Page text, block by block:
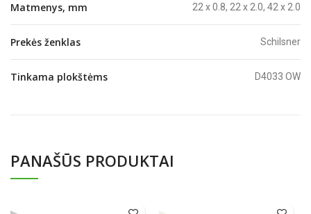
Matmenys, mm 22 x 0.8, 22 x 2.0, 42 x 2.0
Prekės ženklas Schilsner
Tinkama plokštėms D4033 OW
PANAŠŪS PRODUKTAI